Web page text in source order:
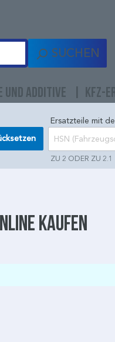
SUCHEN
UND ADDITIVE KFZ-
Ersatzteile mit
ZU 2 ODER ZU 2.1
kaufen